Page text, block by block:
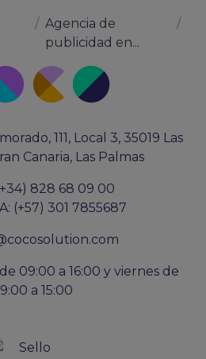
/ Agencia de
publicidad en...
/
111, Local 3, 35019 Las
Canaria, Las Palmas
828 68 09 00
(+57) 301 7855687
09:00 a 16:00 y viernes de
a 15:00